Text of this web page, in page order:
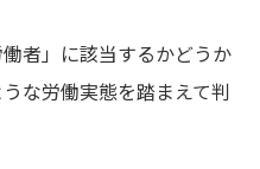
者」に該当するかどうか
な労働実態を踏まえて判